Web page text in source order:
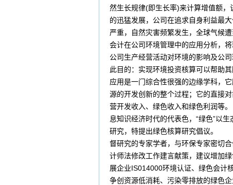
然生长规律(即生长率)来计算增
的迅猛发展，公司在追求自身利益最
严重，自然灾害频繁发生，全球气候
会计在公司环境管理中的应用分析，
公司生产经营活动对环境的影响及公
此目的：实现环境投资核算可以帮助
应用是一门综合性很强的边缘学科，
源的开发创新的整个过程；它的直接
营开发收入、绿色收入和绿色利
息知识经济时代的代表色，“绿色”以
研究，特提出绿色核算研究倡议。 1
督研究的专家学者，与环保专家密切
计师法修改工作建言献策，建议增加
展企业IS014000环境认证、绿色会
争创资源低消耗、污染零排放的绿色